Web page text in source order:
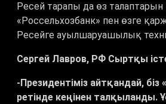
Ресей тарапы да өз
«Россельхозбанк» пен өзге
Ресейге ауылшаруашылық
Сергей Лавров, РФ Сыртқы
-Президентіміз айтқандай,
ретінде кеңінен талқыланды.